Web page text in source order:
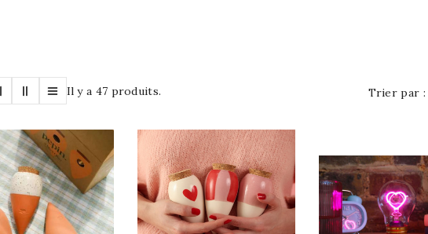
Il y a 47 produits. Trier par :